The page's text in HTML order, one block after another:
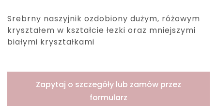
Srebrny naszyjnik ozdobiony dużym, różowym
kryształem w kształcie łezki oraz mniejszymi
białymi kryształkami
Zapytaj o szczegóły lub zamów przez
formularz